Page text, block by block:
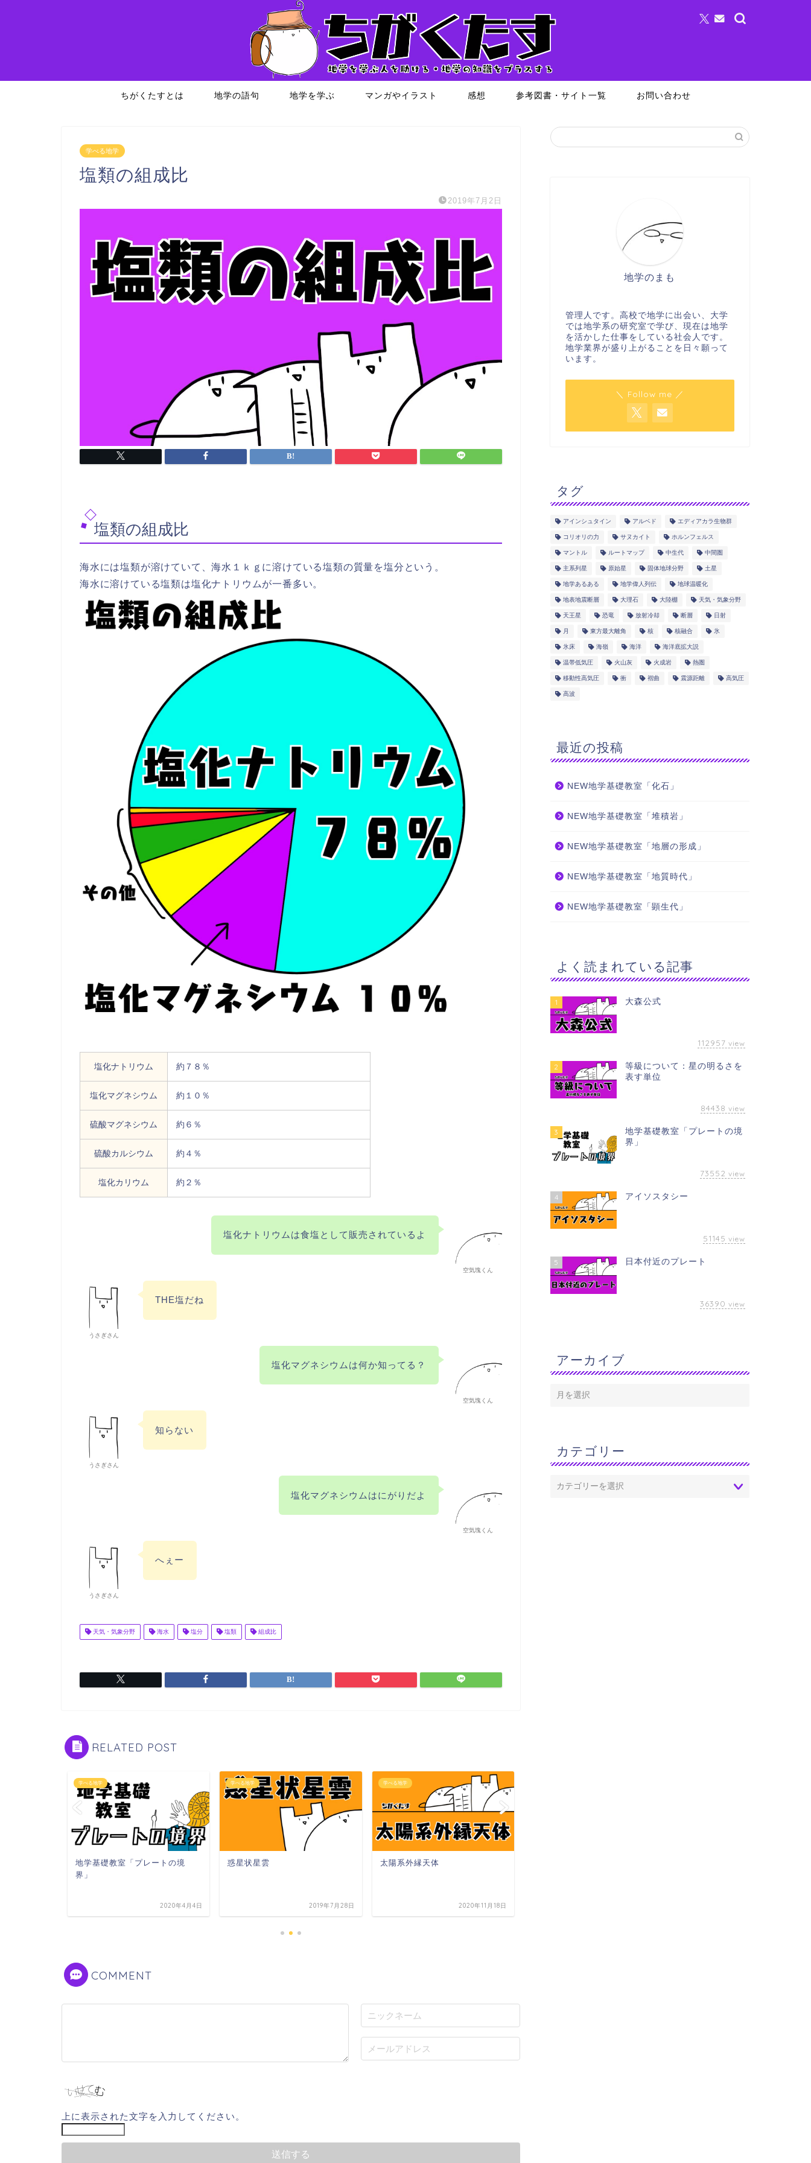
ちがくたすとは 地学の語句 地学を学ぶ マンガやイラスト 感想 参考図書・サイト一覧 お問い合わせ
学べる地学
塩類の組成比
2019年7月2日
塩類の組成比
海水には塩類が溶けていて、海水１ｋｇに溶けている塩類の質量を塩分という。
海水に溶けている塩類は塩化ナトリウムが一番多い。
塩化ナトリウム 約７８％
塩化マグネシウム 約１０％
硫酸マグネシウム 約６％
硫酸カルシウム 約４％
塩化カリウム 約２％
空気塊くん
塩化ナトリウムは食塩として販売されているよ
うさぎさん
THE塩だね
空気塊くん
塩化マグネシウムは何か知ってる？
うさぎさん
知らない
空気塊くん
塩化マグネシウムはにがりだよ
うさぎさん
へぇー
天気・気象分野 海水 塩分 塩類 組成比
RELATED POST
学べる地学
地学基礎教室「プレートの境
界」
2020年4月4日
学べる地学
惑星状星雲
2019年7月28日
学べる地学
太陽系外縁天体
2020年11月18日
COMMENT
上に表示された文字を入力してください。
地学のまも
管理人です。高校で地学に出会い、大学
では地学系の研究室で学び、現在は地学
を活かした仕事をしている社会人です。
地学業界が盛り上がることを日々願って
います。
＼ Follow me ／
タグ
アインシュタイン アルベド エディアカラ生物群
コリオリの力 サヌカイト ホルンフェルス
マントル ルートマップ 中生代 中間圏
主系列星 原始星 固体地球分野 土星
地学あるある 地学偉人列伝 地球温暖化
地表地震断層 大理石 大陸棚 天気・気象分野
天王星 恐竜 放射冷却 断層 日射
月 東方最大離角 核 核融合 氷
氷床 海嶺 海洋 海洋底拡大説
温帯低気圧 火山灰 火成岩 熱圏
移動性高気圧 衝 褶曲 震源距離 高気圧
高波
最近の投稿
NEW地学基礎教室「化石」
NEW地学基礎教室「堆積岩」
NEW地学基礎教室「地層の形成」
NEW地学基礎教室「地質時代」
NEW地学基礎教室「顕生代」
よく読まれている記事
1 大森公式
112957 view
2
等級について：星の明るさを
表す単位
84438 view
3
地学基礎教室「プレートの境
界」
73552 view
4 アイソスタシー
51145 view
5 日本付近のプレート
36390 view
アーカイブ
カテゴリー